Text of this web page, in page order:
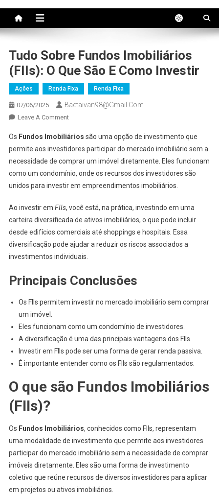
Tudo Sobre Fundos Imobiliários
(FIIs): O Que São E Como Investir
Ações Renda Fixa Renda Fixa
07/06/2025 Baetaivan98@gmail.com
Leave A CommentOn
Sobre
Fundos
Imobiliários
(FIIs):
O
São
E
Como
Investir
Os Fundos Imobiliários são uma opção de investimento que
permite aos investidores participar do mercado imobiliário sem a
necessidade de comprar um imóvel diretamente. Eles funcionam
como um condomínio, onde os recursos dos investidores são
unidos para investir em empreendimentos imobiliários.
Ao investir em FIIs, você está, na prática, investindo em uma
carteira diversificada de ativos imobiliários, o que pode incluir
desde edifícios comerciais até shoppings e hospitais. Essa
diversificação pode ajudar a reduzir os riscos associados a
investimentos individuais.
Principais Conclusões
Os FIIs permitem investir no mercado imobiliário sem comprar
um imóvel.
Eles funcionam como um condomínio de investidores.
A diversificação é uma das principais vantagens dos FIIs.
Investir em FIIs pode ser uma forma de gerar renda passiva.
É importante entender como os FIIs são regulamentados.
O que são Fundos Imobiliários
(FIIs)?
Os Fundos Imobiliários, conhecidos como FIIs, representam
uma modalidade de investimento que permite aos investidores
participar do mercado imobiliário sem a necessidade de comprar
imóveis diretamente. Eles são uma forma de investimento
coletivo que reúne recursos de diversos investidores para aplicar
em projetos ou ativos imobiliários.